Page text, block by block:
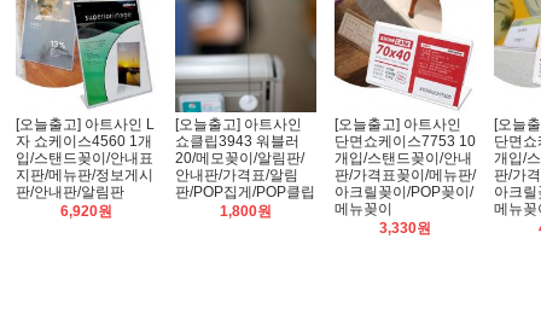
[오늘출고] 아트사인 L
자 쇼케이스4560 1개
입/스탠드꽂이/안내표
지판/메뉴판/정보게시
판/안내판/알림판
6,920원
[오늘출고] 아트사인
쇼클립3943 워블러
20/메모꽂이/알림판/
안내판/가격표/알림
판/POP집게/POP클립
1,800원
[오늘출고] 아트사인
단면쇼케이스7753 10
개입/스탠드꽂이/안내
판/가격표꽂이/메뉴판/
아크릴꽂이/POP꽂이/
메뉴꽂이
3,330원
[오늘
단면
개입/
판/가
아크
메뉴꽂